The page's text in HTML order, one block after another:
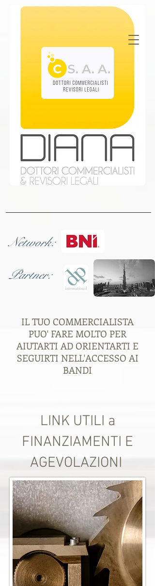
Partner:
Network:
IL TUO COMMERCIALISTA
PUO' FARE MOLTO PER
AIUTARTI AD ORIENTARTI E
SEGUIRTI NELL'ACCESSO AI
BANDI
LINK UTILI a
FINANZIAMENTI E
AGEVOLAZIONI